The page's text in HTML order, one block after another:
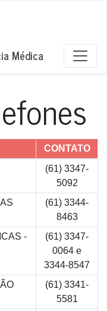
Médica
CONTATO
(61) 3347-
5092
(61) 3344-
8463
-
(61) 3347-
0064 e
3344-8547
(61) 3341-
5581